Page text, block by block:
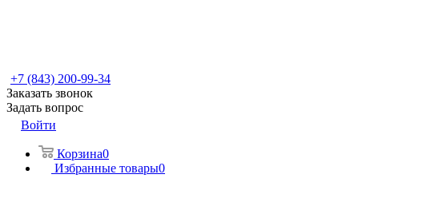
+7 (843) 200-99-34
Заказать звонок
Задать вопрос
Войти
Корзина0
Избранные товары0